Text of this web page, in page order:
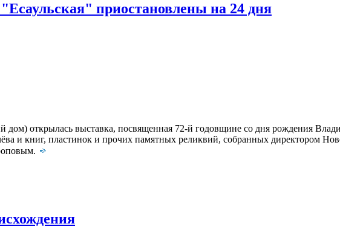
приостановлены на 24 дня
дом) открылась выставка, посвященная 72-й годовщине со дня рождения
и книг, пластинок и прочих памятных реликвий, собранных директором